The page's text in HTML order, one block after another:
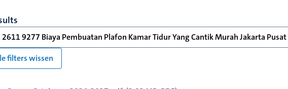
9277 Biaya Pembuatan Plafon Kamar Tidur Yang Cantik Murah Jakarta Pusat
filters wissen